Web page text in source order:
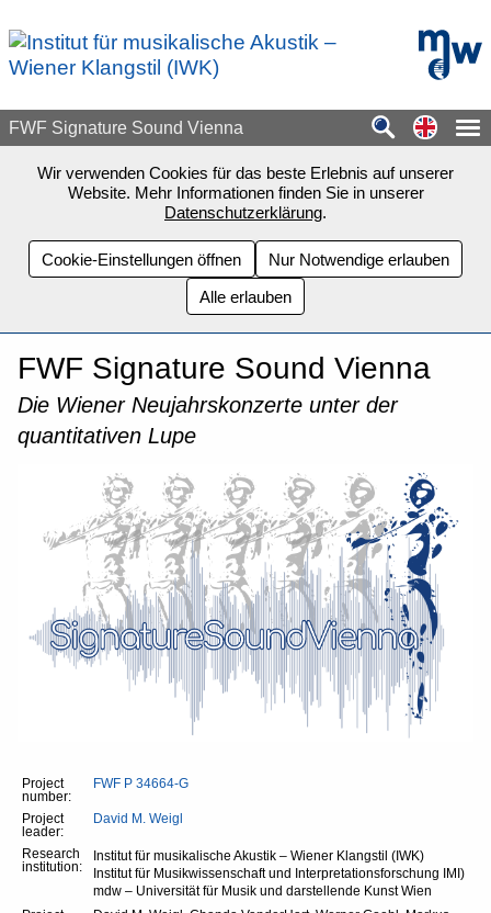
mdw -
FWF Signature Sound Vienna
Wir verwenden Cookies für das beste Erlebnis auf unserer
Website. Mehr Informationen finden Sie in unserer
Datenschutzerklärung.
Cookie-Einstellungen öffnen
Nur Notwendige erlauben
Alle erlauben
FWF Signature Sound Vienna
Die Wiener Neujahrskonzerte unter der
quantitativen Lupe
Project
number:
FWF P 34664-G
Project
leader:
David M. Weigl
Research
institution:
Institut für musikalische Akustik – Wiener Klangstil (IWK)
Institut für Musikwissenschaft und Interpretationsforschung IMI)
mdw – Universität für Musik und darstellende Kunst Wien